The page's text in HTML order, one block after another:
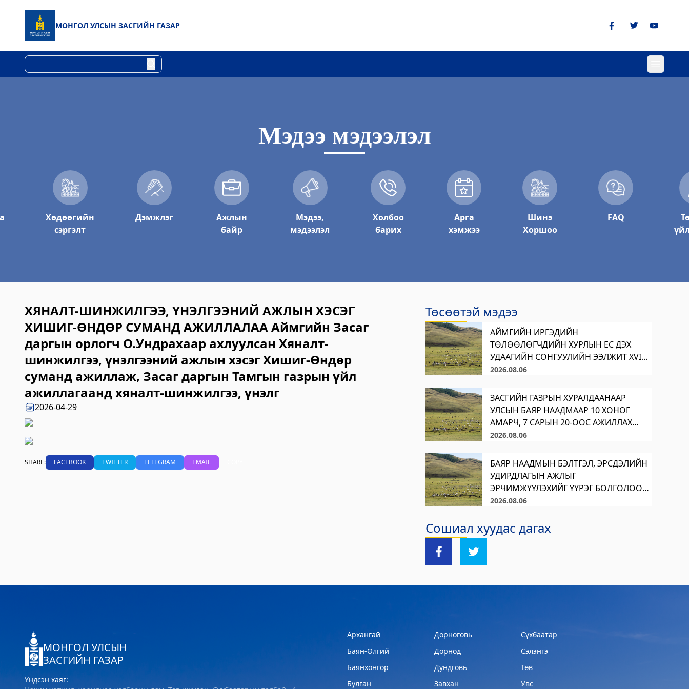
МОНГОЛ УЛСЫН ЗАСГИЙН ГАЗАР
Мэдээ мэдээлэл
Хөдөөгийн
сэргэлт
Дэмжлэг
Ажлын
байр
Мэдээ,
мэдээлэл
Холбоо
барих
Арга
хэмжээ
Шинэ
Хоршоо
FAQ
ХЯНАЛТ-ШИНЖИЛГЭЭ, ҮНЭЛГЭЭНИЙ АЖЛЫН ХЭСЭГ
ХИШИГ-ӨНДӨР СУМАНД АЖИЛЛАЛАА Аймгийн Засаг
даргын орлогч О.Ундрахаар ахлуулсан Хяналт-
шинжилгээ, үнэлгээний ажлын хэсэг Хишиг-Өндөр
суманд ажиллаж, Засаг даргын Тамгын газрын үйл
ажиллагаанд хяналт-шинжилгээ, үнэлг
2026-04-29
SHARE: FACEBOOK TWITTER TELEGRAM EMAIL
Төсөөтэй мэдээ
АЙМГИЙН ИРГЭДИЙН
ТӨЛӨӨЛӨГЧДИЙН ХУРЛЫН ЕС ДЭХ
УДААГИЙН СОНГУУЛИЙН ЭЭЛЖИТ XVI
ХУРАЛДААН 53.8 ХУВИЙН ИРЦТЭЙ
Төлөөлөгчдийн Хурлын ээлжит
хуралдаанаар дараах асуудлуудыг
хэлэлцэн шийдвэрлэнэ. 1. Аймгийн
Иргэдийн Төлөөлөгчдийн Х
2026.08.06
ЗАСГИЙН ГАЗРЫН ХУРАЛДААНААР
УЛСЫН БАЯР НААДМААР 10 ХОНОГ
АМАРЧ, 7 САРЫН 20-ООС АЖИЛЛАХ
ШИЙДВЭР ГАРГАЛАА
2026.08.06
БАЯР НААДМЫН БЭЛТГЭЛ, ЭРСДЭЛИЙН
УДИРДЛАГЫН АЖЛЫГ
ЭРЧИМЖҮҮЛЭХИЙГ ҮҮРЭГ БОЛГОЛОО
Аймгийн удирдах ажилтны ээлжит
нөхцөл байдал болон байгууллагуудын
хэрэгжүүлж буй ажлын талаар мэдээлэл
2026.08.06
Сошиал хуудас дагах
МОНГОЛ УЛСЫН
ЗАСГИЙН ГАЗАР
Үндсэн хаяг:
Архангай
Баян-Өлгий
Баянхонгор
Булган
Дорноговь
Дорнод
Дундговь
Завхан
Сүхбаатар
Сэлэнгэ
Төв
Увс